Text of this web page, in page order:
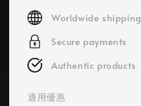
price
Worldwide shipping
Secure payments
Authentic products
適用優惠